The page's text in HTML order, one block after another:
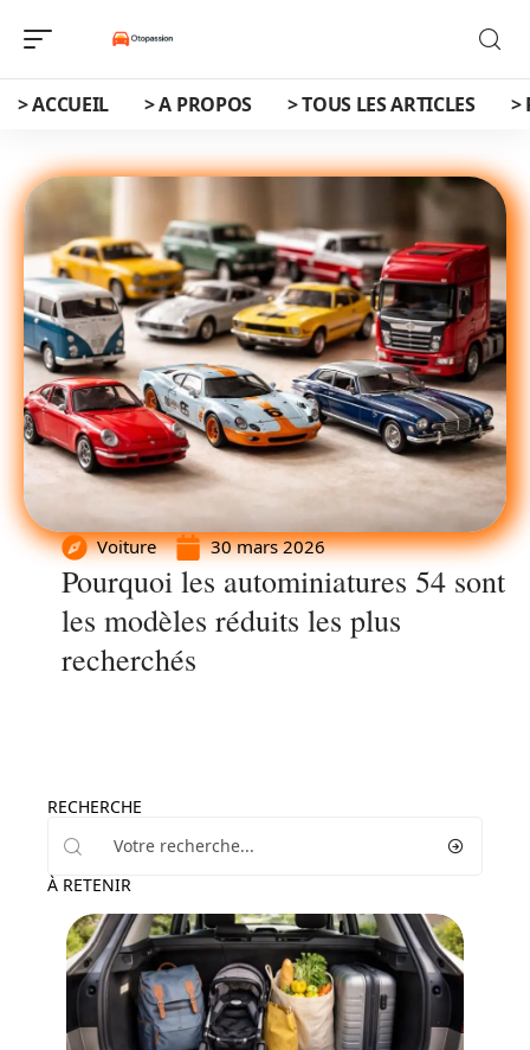
> ACCUEIL > A PROPOS > TOUS LES ARTICLES >
Voiture 30 mars 2026
Pourquoi les autominiatures 54 sont
les modèles réduits les plus
recherchés
RECHERCHE
À RETENIR
Voiture